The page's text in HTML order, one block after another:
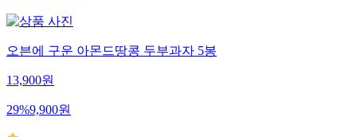
오븐에 구운 아몬드땅콩 두부과자 5봉
13,900원
29%9,900원